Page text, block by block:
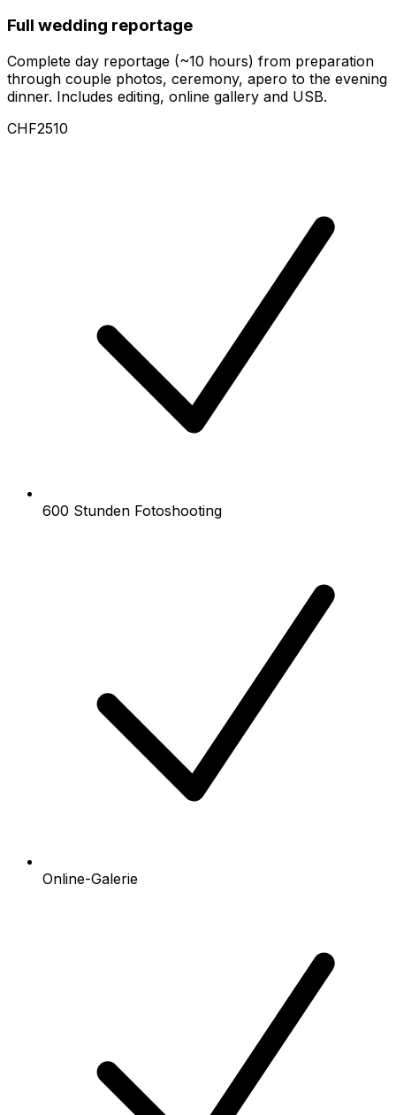
Full wedding reportage
Complete day reportage (~10 hours) from preparation
through couple photos, ceremony, apero to the evening
dinner. Includes editing, online gallery and USB.
CHF2510
600 Stunden Fotoshooting
Online-Galerie